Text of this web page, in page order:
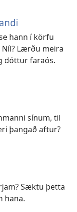
hann í körfu
Lærðu meira
dóttur faraós.
sínum, til
þangað aftur?
Sæktu þetta
hana.